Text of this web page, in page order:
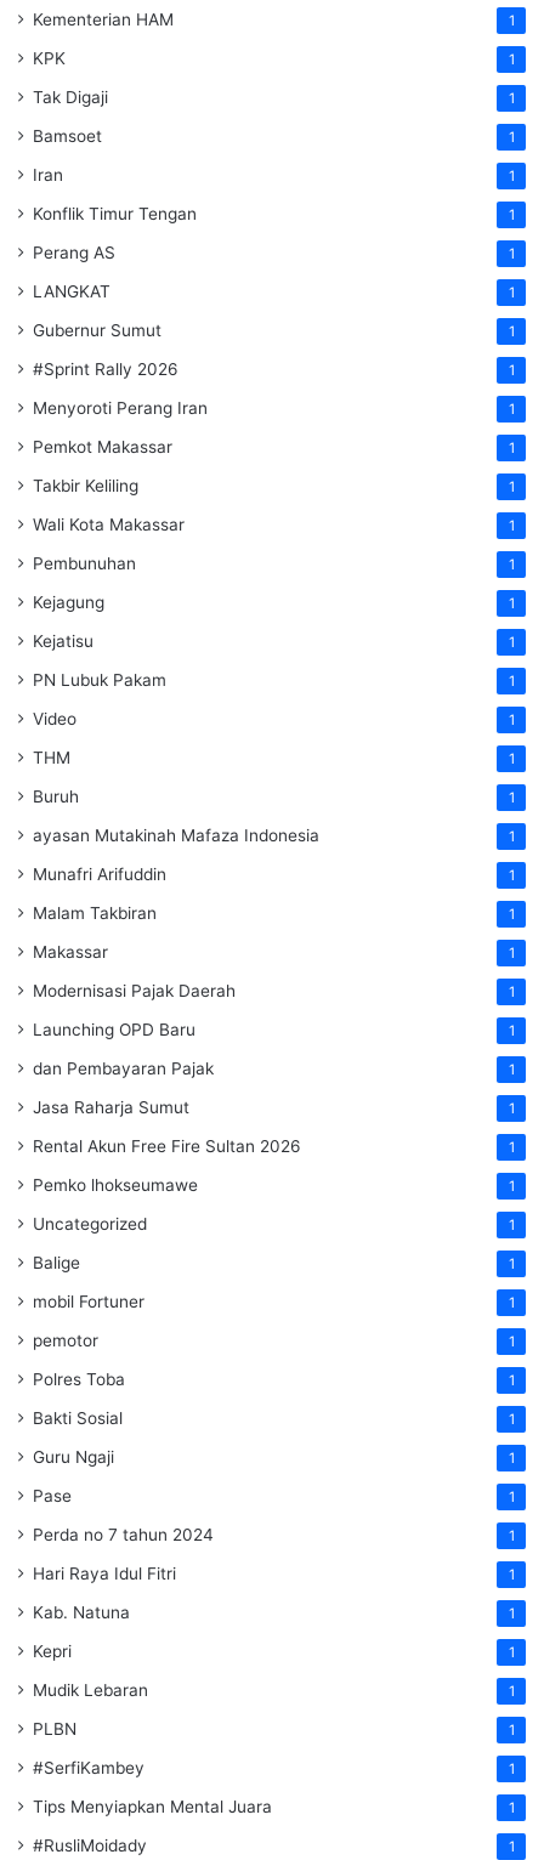
Kementerian HAM 1
KPK 1
Tak Digaji 1
Bamsoet 1
Iran 1
Konflik Timur Tengan 1
Perang AS 1
LANGKAT 1
Gubernur Sumut 1
#Sprint Rally 2026 1
Menyoroti Perang Iran 1
Pemkot Makassar 1
Takbir Keliling 1
Wali Kota Makassar 1
Pembunuhan 1
Kejagung 1
Kejatisu 1
PN Lubuk Pakam 1
Video 1
THM 1
Buruh 1
ayasan Mutakinah Mafaza Indonesia 1
Munafri Arifuddin 1
Malam Takbiran 1
Makassar 1
Modernisasi Pajak Daerah 1
Launching OPD Baru 1
dan Pembayaran Pajak 1
Jasa Raharja Sumut 1
Rental Akun Free Fire Sultan 2026 1
Pemko lhokseumawe 1
Uncategorized 1
Balige 1
mobil Fortuner 1
pemotor 1
Polres Toba 1
Bakti Sosial 1
Guru Ngaji 1
Pase 1
Perda no 7 tahun 2024 1
Hari Raya Idul Fitri 1
Kab. Natuna 1
Kepri 1
Mudik Lebaran 1
PLBN 1
#SerfiKambey 1
Tips Menyiapkan Mental Juara 1
#RusliMoidady 1